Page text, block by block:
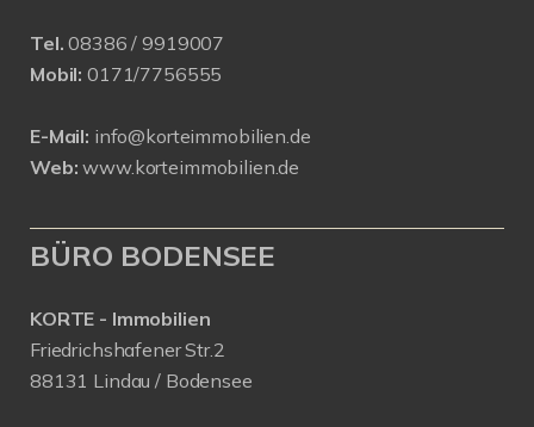
Tel. 08386 / 9919007
Mobil: 0171/7756555
E-Mail: info@korteimmobilien.de
Web: www.korteimmobilien.de
BÜRO BODENSEE
KORTE - Immobilien
Friedrichshafener Str.2
88131 Lindau / Bodensee